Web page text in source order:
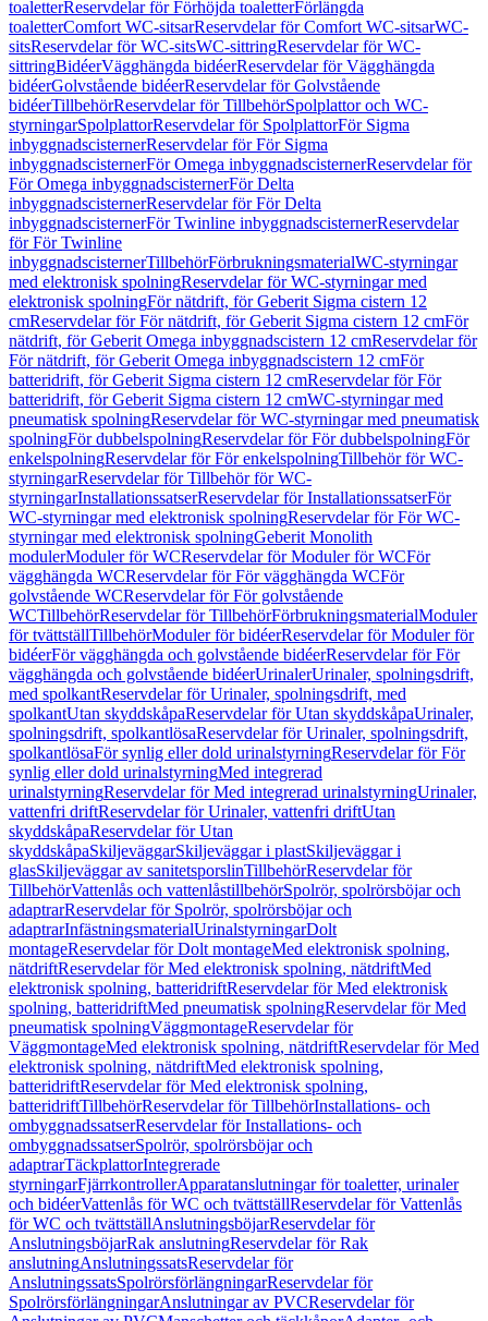
toaletterReservdelar för Förhöjda toaletterFörlängda
toaletterComfort WC-sitsarReservdelar för Comfort WC-sitsarWC-
sitsReservdelar för WC-sitsWC-sittringReservdelar för WC-
sittringBidéerVägghängda bidéerReservdelar för Vägghängda
bidéerGolvstående bidéerReservdelar för Golvstående
bidéerTillbehörReservdelar för TillbehörSpolplattor och WC-
styrningarSpolplattorReservdelar för SpolplattorFör Sigma
inbyggnadscisternerReservdelar för För Sigma
inbyggnadscisternerFör Omega inbyggnadscisternerReservdelar för
För Omega inbyggnadscisternerFör Delta
inbyggnadscisternerReservdelar för För Delta
inbyggnadscisternerFör Twinline inbyggnadscisternerReservdelar
för För Twinline
inbyggnadscisternerTillbehörFörbrukningsmaterialWC-styrningar
med elektronisk spolningReservdelar för WC-styrningar med
elektronisk spolningFör nätdrift, för Geberit Sigma cistern 12
cmReservdelar för För nätdrift, för Geberit Sigma cistern 12 cmFör
nätdrift, för Geberit Omega inbyggnadscistern 12 cmReservdelar för
För nätdrift, för Geberit Omega inbyggnadscistern 12 cmFör
batteridrift, för Geberit Sigma cistern 12 cmReservdelar för För
batteridrift, för Geberit Sigma cistern 12 cmWC-styrningar med
pneumatisk spolningReservdelar för WC-styrningar med pneumatisk
spolningFör dubbelspolningReservdelar för För dubbelspolningFör
enkelspolningReservdelar för För enkelspolningTillbehör för WC-
styrningarReservdelar för Tillbehör för WC-
styrningarInstallationssatserReservdelar för InstallationssatserFör
WC-styrningar med elektronisk spolningReservdelar för För WC-
styrningar med elektronisk spolningGeberit Monolith
modulerModuler för WCReservdelar för Moduler för WCFör
vägghängda WCReservdelar för För vägghängda WCFör
golvstående WCReservdelar för För golvstående
WCTillbehörReservdelar för TillbehörFörbrukningsmaterialModuler
för tvättställTillbehörModuler för bidéerReservdelar för Moduler för
bidéerFör vägghängda och golvstående bidéerReservdelar för För
vägghängda och golvstående bidéerUrinalerUrinaler, spolningsdrift,
med spolkantReservdelar för Urinaler, spolningsdrift, med
spolkantUtan skyddskåpaReservdelar för Utan skyddskåpaUrinaler,
spolningsdrift, spolkantlösaReservdelar för Urinaler, spolningsdrift,
spolkantlösaFör synlig eller dold urinalstyrningReservdelar för För
synlig eller dold urinalstyrningMed integrerad
urinalstyrningReservdelar för Med integrerad urinalstyrningUrinaler,
vattenfri driftReservdelar för Urinaler, vattenfri driftUtan
skyddskåpaReservdelar för Utan
skyddskåpaSkiljeväggarSkiljeväggar i plastSkiljeväggar i
glasSkiljeväggar av sanitetsporslinTillbehörReservdelar för
TillbehörVattenlås och vattenlåstillbehörSpolrör, spolrörsböjar och
adaptrarReservdelar för Spolrör, spolrörsböjar och
adaptrarInfästningsmaterialUrinalstyrningarDolt
montageReservdelar för Dolt montageMed elektronisk spolning,
nätdriftReservdelar för Med elektronisk spolning, nätdriftMed
elektronisk spolning, batteridriftReservdelar för Med elektronisk
spolning, batteridriftMed pneumatisk spolningReservdelar för Med
pneumatisk spolningVäggmontageReservdelar för
VäggmontageMed elektronisk spolning, nätdriftReservdelar för Med
elektronisk spolning, nätdriftMed elektronisk spolning,
batteridriftReservdelar för Med elektronisk spolning,
batteridriftTillbehörReservdelar för TillbehörInstallations- och
ombyggnadssatserReservdelar för Installations- och
ombyggnadssatserSpolrör, spolrörsböjar och
adaptrarTäckplattorIntegrerade
styrningarFjärrkontrollerApparatanslutningar för toaletter, urinaler
och bidéerVattenlås för WC och tvättställReservdelar för Vattenlås
för WC och tvättställAnslutningsböjarReservdelar för
AnslutningsböjarRak anslutningReservdelar för Rak
anslutningAnslutningssatsReservdelar för
AnslutningssatsSpolrörsförlängningarReservdelar för
SpolrörsförlängningarAnslutningar av PVCReservdelar för